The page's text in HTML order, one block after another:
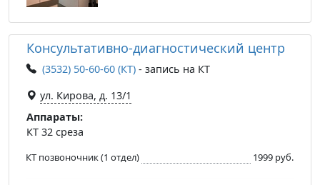
Консультативно-диагностический центр
(3532) 50-60-60 (КТ) - запись на КТ
ул. Кирова, д. 13/1
Аппараты:
КТ 32 среза
КТ позвоночник (1 отдел) 1999 руб.